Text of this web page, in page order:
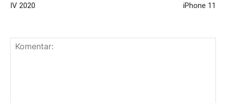
IV 2020
iPhone 11